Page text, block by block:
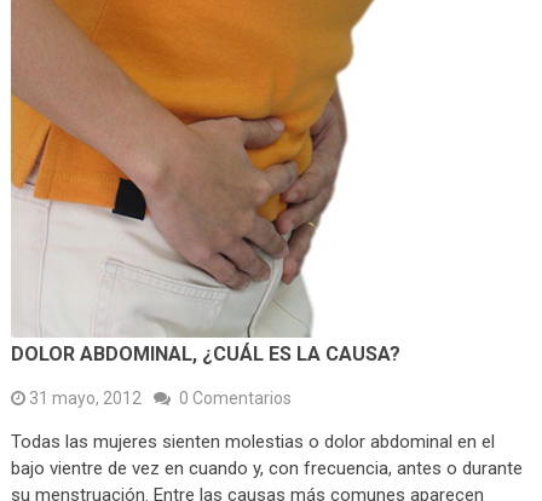
DOLOR ABDOMINAL, ¿CUÁL ES LA CAUSA?
31 mayo, 2012 0 Comentarios
Todas las mujeres sienten molestias o dolor abdominal en el
bajo vientre de vez en cuando y, con frecuencia, antes o durante
su menstruación. Entre las causas más comunes aparecen